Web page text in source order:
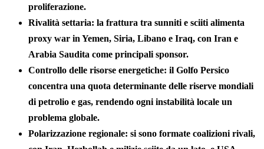
proliferazione.
Rivalità settaria: la frattura tra sunniti e sciiti alimenta
proxy war in Yemen, Siria, Libano e Iraq, con Iran e
Arabia Saudita come principali sponsor.
Controllo delle risorse energetiche: il Golfo Persico
concentra una quota determinante delle riserve mondiali
di petrolio e gas, rendendo ogni instabilità locale un
problema globale.
Polarizzazione regionale: si sono formate coalizioni rivali,